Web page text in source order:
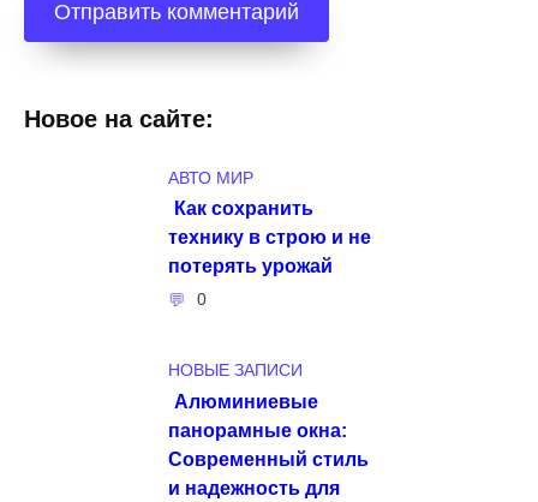
Новое на сайте:
АВТО МИР
Как сохранить
технику в строю и не
потерять урожай
0
НОВЫЕ ЗАПИСИ
Алюминиевые
панорамные окна:
Современный стиль
и надежность для